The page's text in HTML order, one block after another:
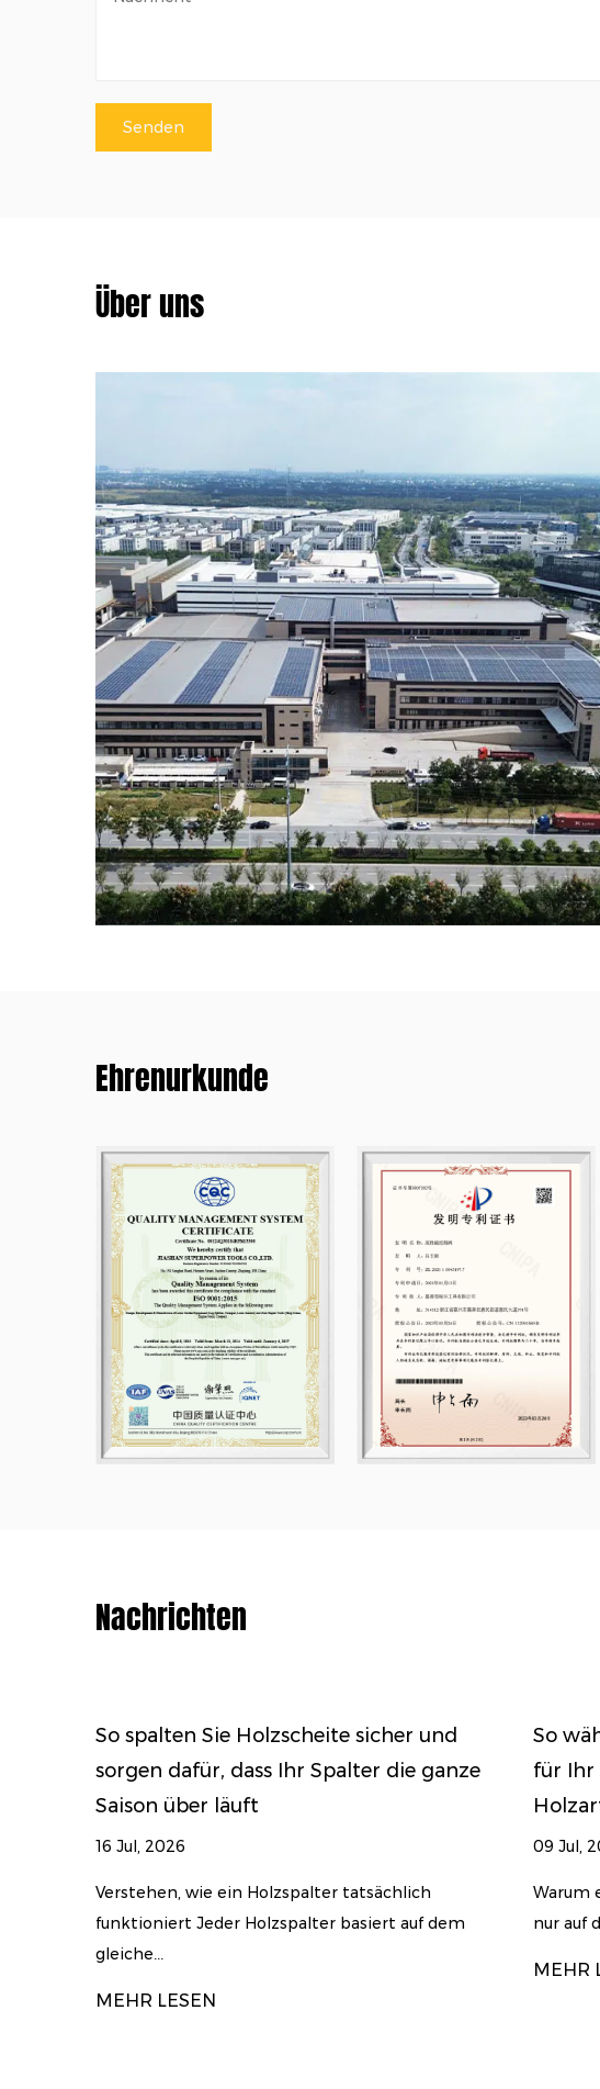
Über uns
Ehrenurkunde
Nachrichten
sicher und
die ganze
auf dem
So wählen Sie den richtigen Holzspalter
für Ihr Brennholzvolumen und Ihre
Holzart
Warum es bei der Auswahl eines Holzspalters nicht
nur auf die Leistung ankommt A Holzspalter ...